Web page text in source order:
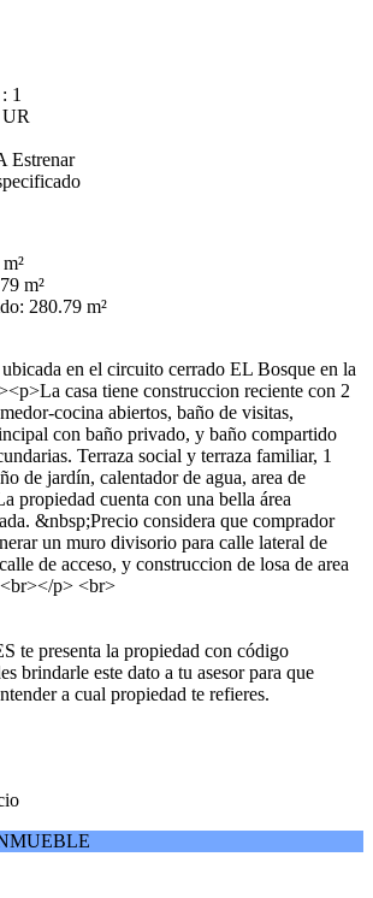
1
Estrenar
m²
280.79 m²
en el circuito cerrado EL Bosque en la
casa tiene construccion reciente con 2
cocina abiertos, baño de visitas,
con baño privado, y baño compartido
Terraza social y terraza familiar, 1
de jardín, calentador de agua, area de
propiedad cuenta con una bella área
&nbsp;Precio considera que comprador
un muro divisorio para calle lateral de
de acceso, y construccion de losa de area
p> <br>
te presenta la propiedad con código
brindarle este dato a tu asesor para que
a cual propiedad te refieres.